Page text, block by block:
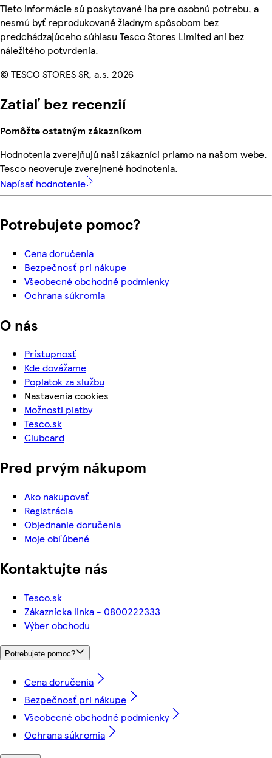
Tieto informácie sú poskytované iba pre osobnú potrebu, a
nesmú byť reprodukované žiadnym spôsobom bez
predchádzajúceho súhlasu Tesco Stores Limited ani bez
náležitého potvrdenia.
© TESCO STORES SR, a.s. 2026
Zatiaľ bez recenzií
Pomôžte ostatným zákazníkom
Hodnotenia zverejňujú naši zákazníci priamo na našom webe.
Tesco neoveruje zverejnené hodnotenia.
Napísať hodnotenie
Potrebujete pomoc?
Cena doručenia
Bezpečnosť pri nákupe
Všeobecné obchodné podmienky
Ochrana súkromia
O nás
Prístupnosť
Kde dovážame
Poplatok za službu
Nastavenia cookies
Možnosti platby
Tesco.sk
Clubcard
Pred prvým nákupom
Ako nakupovať
Registrácia
Objednanie doručenia
Moje obľúbené
Kontaktujte nás
Tesco.sk
Zákaznícka linka - 0800222333
Výber obchodu
Potrebujete pomoc?
Cena doručenia
Bezpečnosť pri nákupe
Všeobecné obchodné podmienky
Ochrana súkromia